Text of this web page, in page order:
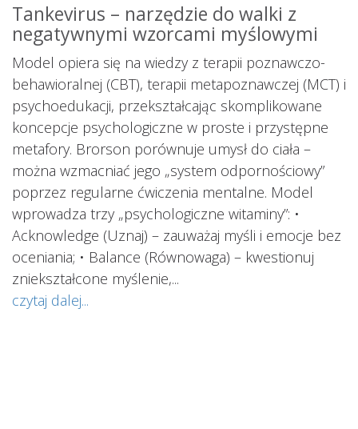
Tankevirus – narzędzie do walki z
negatywnymi wzorcami myślowymi
Model opiera się na wiedzy z terapii poznawczo-
behawioralnej (CBT), terapii metapoznawczej (MCT) i
psychoedukacji, przekształcając skomplikowane
koncepcje psychologiczne w proste i przystępne
metafory. Brorson porównuje umysł do ciała –
można wzmacniać jego „system odpornościowy”
poprzez regularne ćwiczenia mentalne. Model
wprowadza trzy „psychologiczne witaminy”: •
Acknowledge (Uznaj) – zauważaj myśli i emocje bez
oceniania; • Balance (Równowaga) – kwestionuj
zniekształcone myślenie,...
czytaj dalej...